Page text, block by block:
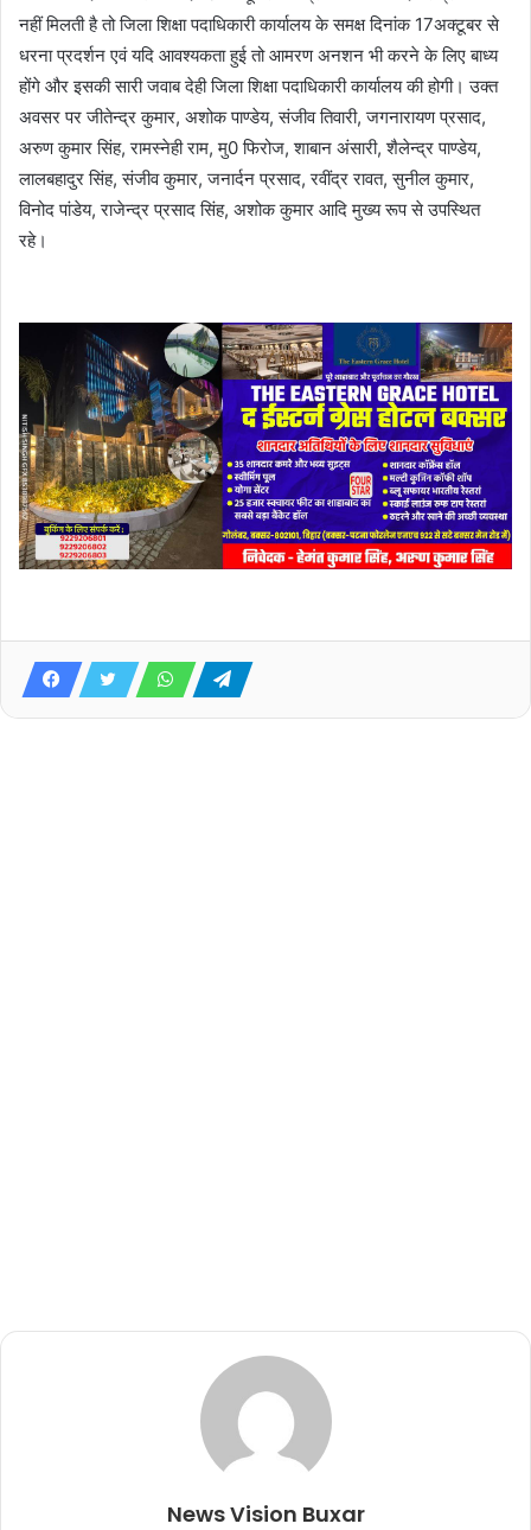
नहीं मिलती है तो जिला शिक्षा पदाधिकारी कार्यालय के समक्ष दिनांक 17अक्टूबर से
धरना प्रदर्शन एवं यदि आवश्यकता हुई तो आमरण अनशन भी करने के लिए बाध्य
होंगे और इसकी सारी जवाब देही जिला शिक्षा पदाधिकारी कार्यालय की होगी। उक्त
अवसर पर जीतेन्द्र कुमार, अशोक पाण्डेय, संजीव तिवारी, जगनारायण प्रसाद,
अरुण कुमार सिंह, रामस्नेही राम, मु0 फिरोज, शाबान अंसारी, शैलेन्द्र पाण्डेय,
लालबहादुर सिंह, संजीव कुमार, जनार्दन प्रसाद, रवींद्र रावत, सुनील कुमार,
विनोद पांडेय, राजेन्द्र प्रसाद सिंह, अशोक कुमार आदि मुख्य रूप से उपस्थित
रहे।
News Vision Buxar